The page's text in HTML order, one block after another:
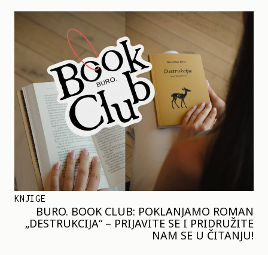
KNJIGE
BURO. BOOK CLUB: POKLANJAMO ROMAN
„DESTRUKCIJA“ – PRIJAVITE SE I PRIDRUŽITE
NAM SE U ČITANJU!